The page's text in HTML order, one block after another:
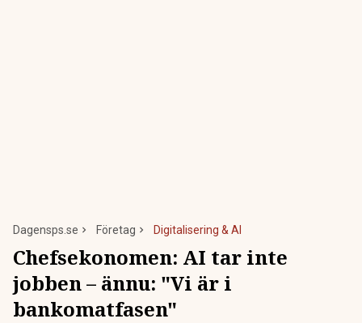
Dagensps.se Företag Digitalisering & AI
Chefsekonomen: AI tar inte
jobben – ännu: "Vi är i
bankomatfasen"